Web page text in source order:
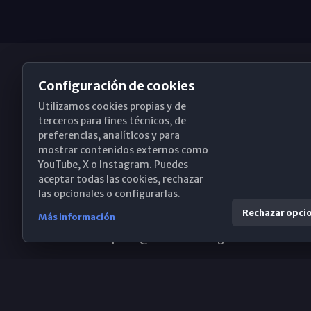
Obispado de Málaga
Santa María, 18-20. 29015 Málaga
(+34) 952 224 386
Configuración de cookies
Utilizamos cookies propias y de
terceros para fines técnicos, de
preferencias, analíticos y para
mostrar contenidos externos como
YouTube, X o Instagram. Puedes
aceptar todas las cookies, rechazar
las opcionales o configurarlas.
Más información Rechazar